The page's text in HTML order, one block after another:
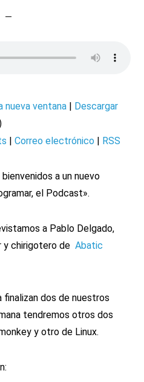
nueva ventana | Descargar
|Correo electrónico | RSS
a un nuevo
el Podcast».
a Pablo Delgado,
y chirigotero deAbatic
finalizan dos de nuestros
tendremos otros dos
y otro de Linux.